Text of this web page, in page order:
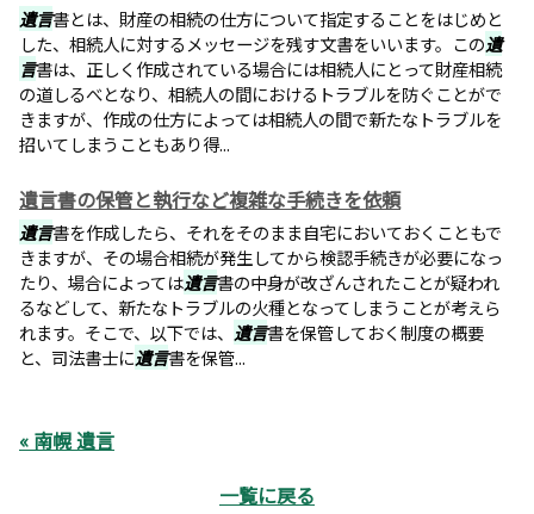
遺言書とは、財産の相続の仕方について指定することをはじめと
した、相続人に対するメッセージを残す文書をいいます。この遺
言書は、正しく作成されている場合には相続人にとって財産相続
の道しるべとなり、相続人の間におけるトラブルを防ぐことがで
きますが、作成の仕方によっては相続人の間で新たなトラブルを
招いてしまうこともあり得...
遺言書の保管と執行など複雑な手続きを依頼
遺言書を作成したら、それをそのまま自宅においておくこともで
きますが、その場合相続が発生してから検認手続きが必要になっ
たり、場合によっては遺言書の中身が改ざんされたことが疑われ
るなどして、新たなトラブルの火種となってしまうことが考えら
れます。そこで、以下では、 遺言書を保管しておく制度の概要
と、司法書士に遺言書を保管...
« 南幌 遺言
一覧に戻る